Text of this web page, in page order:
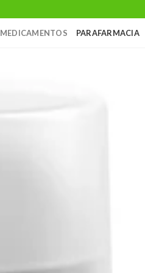
MEDICAMENTOS PARAFARMACIA